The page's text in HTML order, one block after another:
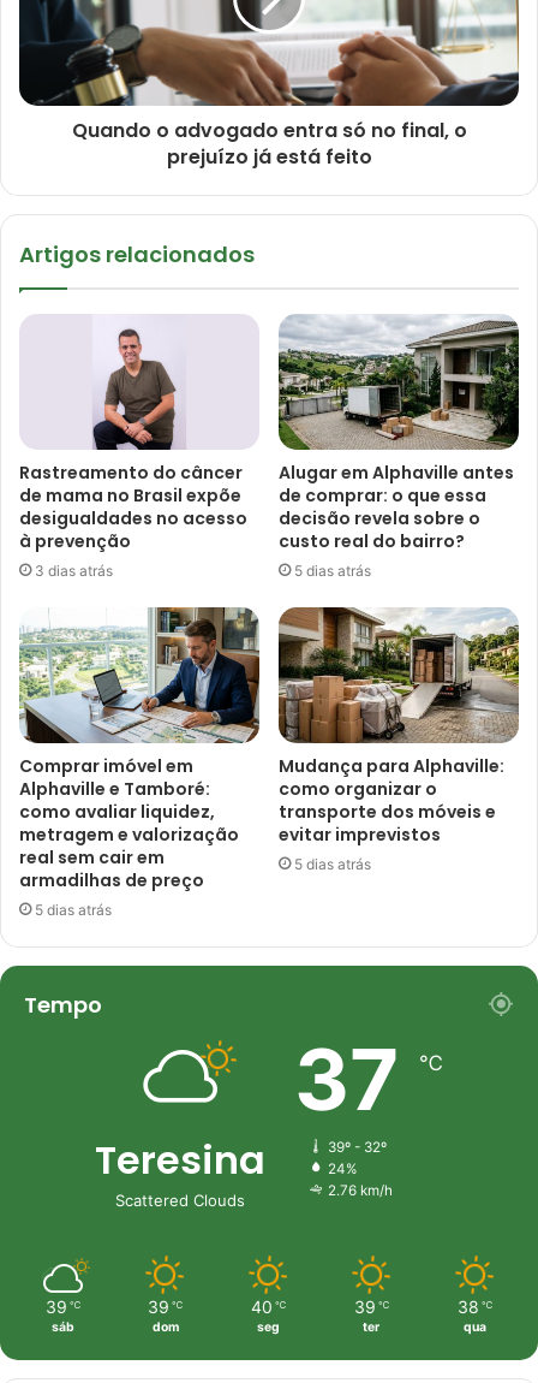
Quando o advogado entra só no final, o
prejuízo já está feito
Artigos relacionados
Rastreamento do câncer
de mama no Brasil expõe
desigualdades no acesso
à prevenção
3 dias atrás
Alugar em Alphaville antes
de comprar: o que essa
decisão revela sobre o
custo real do bairro?
5 dias atrás
Comprar imóvel em
Alphaville e Tamboré:
como avaliar liquidez,
metragem e valorização
real sem cair em
armadilhas de preço
5 dias atrás
Mudança para Alphaville:
como organizar o
transporte dos móveis e
evitar imprevistos
5 dias atrás
Tempo
Teresina
Scattered Clouds
37 ℃
39º - 32º
24%
2.76 km/h
39 ℃
sáb
39 ℃
dom
40 ℃
seg
39 ℃
ter
38 ℃
qua